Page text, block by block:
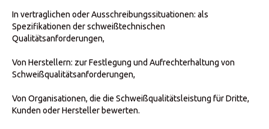
In vertraglichen oder Ausschreibungssituationen: als
Spezifikationen der schweißtechnischen
Qualitätsanforderungen,
Von Herstellern: zur Festlegung und Aufrechterhaltung von
Schweißqualitätsanforderungen,
Von Organisationen, die die Schweißqualitätsleistung für Dritte,
Kunden oder Hersteller bewerten.